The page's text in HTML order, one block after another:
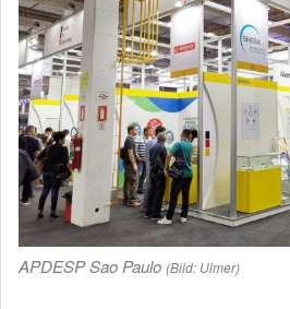
APDESP Sao Paulo (Bild: Ulmer)